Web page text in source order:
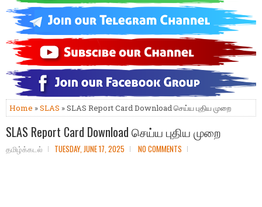
Home »SLAS » SLAS Report Card Download செய்ய புதிய முறை
SLAS Report Card Download செய்ய புதிய முறை
தமிழ்க்கடல் TUESDAY, JUNE 17, 2025 NO COMMENTS